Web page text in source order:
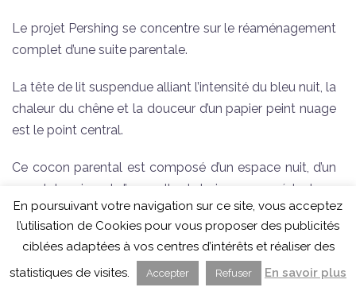
Le projet Pershing se concentre sur le réaménagement
complet d’une suite parentale.
La tête de lit suspendue alliant l’intensité du bleu nuit, la
chaleur du chêne et la douceur d’un papier peint nuage
est le point central.
Ce cocon parental est composé d’un espace nuit, d’un
grand dressing et d’une salle de bains se succédant par
des passages en voûtes, créant ainsi une belle
perspective grâce à la mise en couleur des arcades.
Des détails noir mat et chromés apportent raffinement
En poursuivant votre navigation sur ce site, vous acceptez
l’utilisation de Cookies pour vous proposer des publicités
ciblées adaptées à vos centres d’intérêts et réaliser des
statistiques de visites.
Accepter Refuser En savoir plus
Translate »